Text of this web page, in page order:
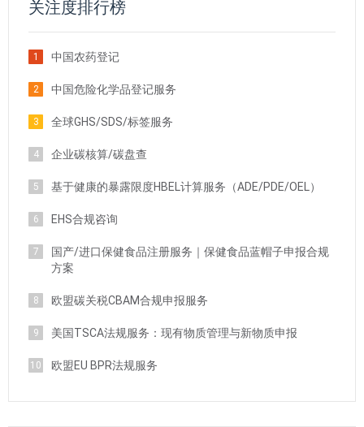
关注度排行榜
1 中国农药登记
2 中国危险化学品登记服务
3 全球GHS/SDS/标签服务
4 企业碳核算/碳盘查
5 基于健康的暴露限度HBEL计算服务（ADE/PDE/OEL）
6 EHS合规咨询
7
国产/进口保健食品注册服务｜保健食品蓝帽子申报合规
方案
8 欧盟碳关税CBAM合规申报服务
9 美国TSCA法规服务：现有物质管理与新物质申报
10 欧盟EU BPR法规服务